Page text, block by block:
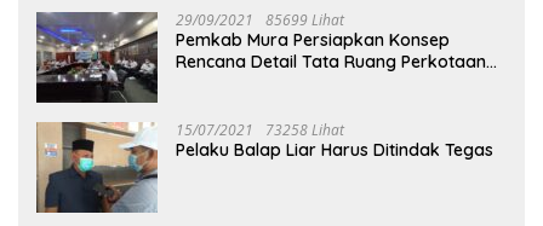
29/09/2021 85699 Lihat
Pemkab Mura Persiapkan Konsep
Rencana Detail Tata Ruang Perkotaan
15/07/2021 73258 Lihat
Pelaku Balap Liar Harus Ditindak Tegas